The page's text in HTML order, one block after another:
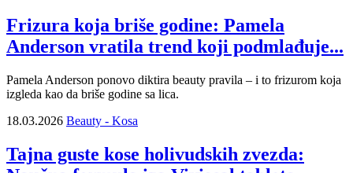
Frizura koja briše godine: Pamela
Anderson vratila trend koji podmlađuje...
Pamela Anderson ponovo diktira beauty pravila – i to frizurom koja
izgleda kao da briše godine sa lica.
18.03.2026 Beauty - Kosa
Tajna guste kose holivudskih zvezda: